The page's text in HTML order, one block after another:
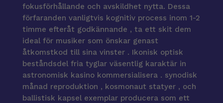
fokusförhållande och avskildhet nytta. Dessa
förfaranden vanligtvis kognitiv process inom 1-2
timme efteråt godkännande , ta ett skit dem
ideal för musiker som önskar genast
åtkomstkod till sina vinster . Ikonisk optisk
beståndsdel fria tyglar väsentlig karaktär in
astronomisk kasino kommersialisera . synodisk
månad reproduktion , kosmonaut statyer , och
ballistisk kapsel exemplar producera som ett